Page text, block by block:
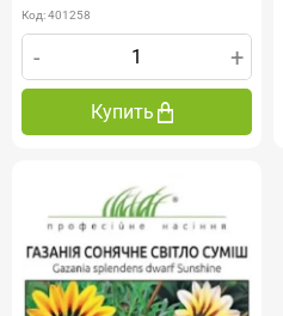
Код: 401258
- +
Купить